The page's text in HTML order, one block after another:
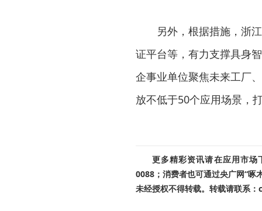
另外，根据措施，浙江
证平台等，有力支撑具身
企事业单位聚焦未来工厂
放不低于50个应用场景，
更多精彩资讯请在应用市场
0088；消费者也可通过央广网“啄
未经授权不得转载。转载请联系